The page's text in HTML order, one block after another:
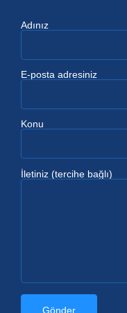
Adınız
E-posta adresiniz
Konu
İletiniz (tercihe bağlı)